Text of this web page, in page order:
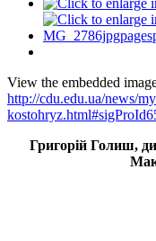
View the embedded
http://cdu.edu.ua/news/
Григорій Голиш,